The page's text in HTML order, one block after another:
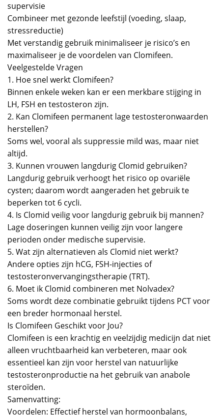
supervisie
Combineer met gezonde leefstijl (voeding, slaap,
stressreductie)
Met verstandig gebruik minimaliseer je risico’s en
maximaliseer je de voordelen van Clomifeen.
Veelgestelde Vragen
1. Hoe snel werkt Clomifeen?
Binnen enkele weken kan er een merkbare stijging in
LH, FSH en testosteron zijn.
2. Kan Clomifeen permanent lage testosteronwaarden
herstellen?
Soms wel, vooral als suppressie mild was, maar niet
altijd.
3. Kunnen vrouwen langdurig Clomid gebruiken?
Langdurig gebruik verhoogt het risico op ovariële
cysten; daarom wordt aangeraden het gebruik te
beperken tot 6 cycli.
4. Is Clomid veilig voor langdurig gebruik bij mannen?
Lage doseringen kunnen veilig zijn voor langere
perioden onder medische supervisie.
5. Wat zijn alternatieven als Clomid niet werkt?
Andere opties zijn hCG, FSH-injecties of
testosteronvervangingstherapie (TRT).
6. Moet ik Clomid combineren met Nolvadex?
Soms wordt deze combinatie gebruikt tijdens PCT voor
een breder hormonaal herstel.
Is Clomifeen Geschikt voor Jou?
Clomifeen is een krachtig en veelzijdig medicijn dat niet
alleen vruchtbaarheid kan verbeteren, maar ook
essentieel kan zijn voor herstel van natuurlijke
testosteronproductie na het gebruik van anabole
steroïden.
Samenvatting:
Voordelen: Effectief herstel van hormoonbalans,